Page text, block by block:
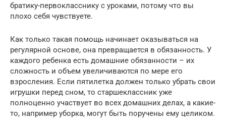
братику-первокласснику с уроками, потому что вы
плохо себя чувствуете.
Как только такая помощь начинает оказываться на
регулярной основе, она превращается в обязанность. У
каждого ребенка есть домашние обязанности – их
сложность и объем увеличиваются по мере его
взросления. Если пятилетка должен только убрать свои
игрушки перед сном, то старшеклассник уже
полноценно участвует во всех домашних делах, а какие-
то, например уборка, могут быть поручены ему целиком.